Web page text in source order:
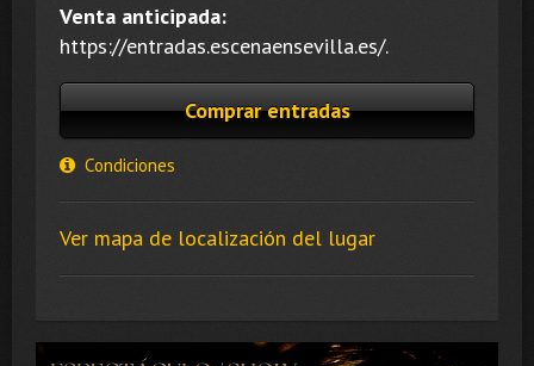
Venta anticipada:
https://entradas.escenaensevilla.es/.
Comprar entradas
Condiciones
Ver mapa de localización del lugar